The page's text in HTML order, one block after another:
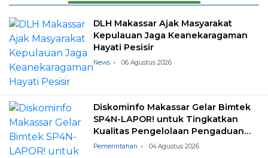
DLH Makassar Ajak Masyarakat
Kepulauan Jaga Keanekaragaman
Hayati Pesisir
News 06 Agustus 2026
Diskominfo Makassar Gelar Bimtek
SP4N-LAPOR! untuk Tingkatkan
Kualitas Pengelolaan Pengaduan
Masyarakat
Pemerintahan 04 Agustus 2026